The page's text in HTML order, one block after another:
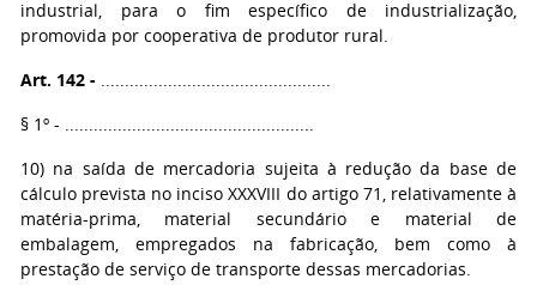
industrial, para o fim específico de industrialização,
promovida por cooperativa de produtor rural.
Art. 142 - ................................................
§ 1º - ....................................................
10) na saída de mercadoria sujeita à redução da base de
cálculo prevista no inciso XXXVIII do artigo 71, relativamente à
matéria-prima, material secundário e material de
embalagem, empregados na fabricação, bem como à
prestação de serviço de transporte dessas mercadorias.